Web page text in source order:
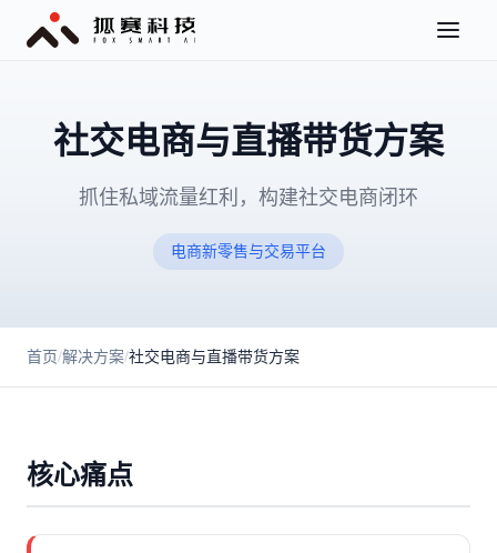
社交电商与直播带货方案
抓住私域流量红利，构建社交电商闭环
电商新零售与交易平台
首页/解决方案/社交电商与直播带货方案
核心痛点